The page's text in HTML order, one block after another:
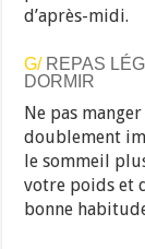
d’après-midi.
G/REPAS
DORMIR
Ne pas
doublement
le sommeil
votre poids et
bonne